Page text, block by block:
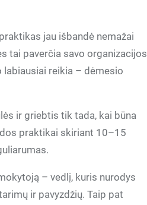
jau išbandė nemažai
tai paverčia savo organizacijos
reikia – dėmesio
ir griebtis tik tada, kai būna
praktikai skiriant 10–15
– vedlį, kuris nurodys
ir pavyzdžių. Taip pat